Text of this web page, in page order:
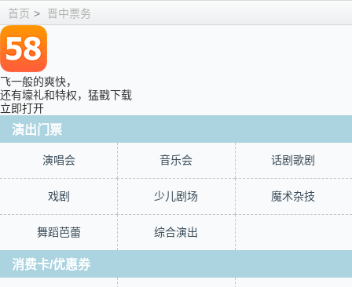
首页 > 晋中票务
飞一般的爽快，
还有壕礼和特权，猛戳下载
立即打开
演出门票
演唱会 音乐会 话剧歌剧
戏剧 少儿剧场 魔术杂技
舞蹈芭蕾 综合演出
消费卡/优惠券